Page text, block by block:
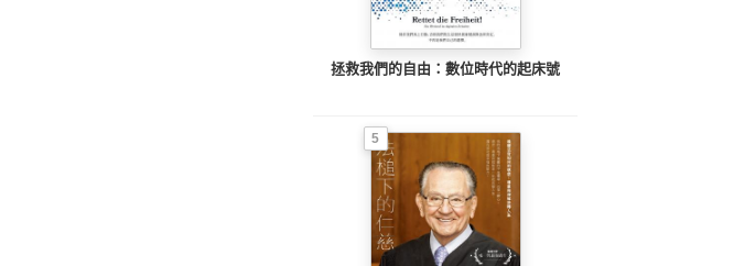
拯救我們的自由：數位時代的起床號
5